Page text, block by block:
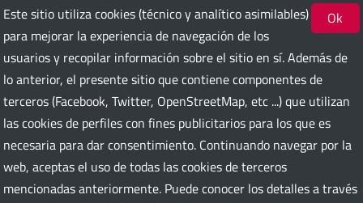
Ok
Este sitio utiliza cookies (técnico y analítico asimilables)
para mejorar la experiencia de navegación de los
usuarios y recopilar información sobre el sitio en sí. Además de
lo anterior, el presente sitio que contiene componentes de
terceros (Facebook, Twitter, OpenStreetMap, etc ...) que utilizan
las cookies de perfiles con fines publicitarios para los que es
necesaria para dar consentimiento. Continuando navegar por la
web, aceptas el uso de todas las cookies de terceros
mencionadas anteriormente. Puede conocer los detalles a través
Bari Guest Card
ITA ENG DEU SPA FRA RUS
Búsqueda